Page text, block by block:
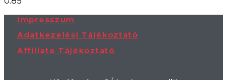
Impresszum
Adatkezelési Tájékoztató
Affiliate Tájékoztató